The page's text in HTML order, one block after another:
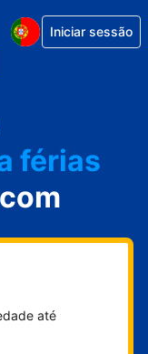
Iniciar sessão
férias
até